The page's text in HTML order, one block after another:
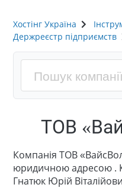
Хостінг Україна
Держреєстр підприємств
ТОВ
Компанія ТОВ
юридичною адресою .
Гнатюк Юрій